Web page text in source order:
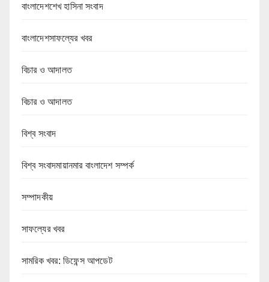
বাংলাদেশশেখ হাসিনা সংবাদ
বাংলাদেশসাফল্যের খবর
বিচার ও আদালত
বিচার ও আদালত
বিশ্ব সংবাদ
বিশ্ব সংবাদমায়ানমার বাংলাদেশ সম্পর্ক
সম্পাদকীয়
সাফল্যের খবর
সামরিক খবর: ডিফেন্স আপডেট